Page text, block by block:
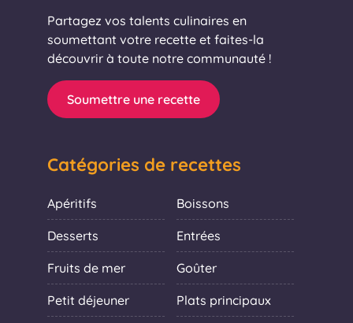
Partagez vos talents culinaires en
soumettant votre recette et faites-la
découvrir à toute notre communauté !
Soumettre une recette
Catégories de recettes
Apéritifs Boissons
Desserts Entrées
Fruits de mer Goûter
Petit déjeuner Plats principaux